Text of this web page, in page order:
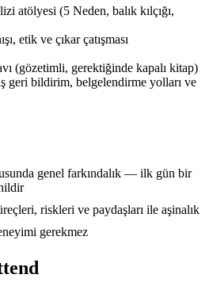
atölyesi (5 Neden, balık kılçığı,
etik ve çıkar çatışması
(gözetimli, gerektiğinde kapalı kitap)
geri bildirim, belgelendirme yolları ve
genel farkındalık — ilk gün bir
riskleri ve paydaşları ile aşinalık
gerekmez